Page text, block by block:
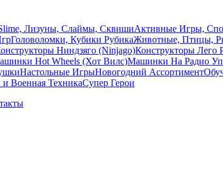
Лизуны, Слаймы, СквишиАктивные Игры,
Головоломки, Кубики РубикаЖивотные, Птицы,
Ниндзяго (Ninjago)Конструкторы Лего
Hot Wheels (Хот Вилс)Машинки На Радио
Настольные ИгрыНовогодний Ассортимент
Военная ТехникаСупер Герои